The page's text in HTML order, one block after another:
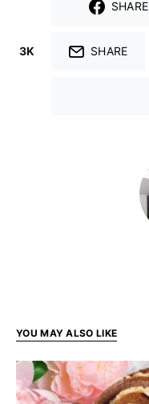
3K
SHARE
SHARE
YOU MAY ALSO LIKE